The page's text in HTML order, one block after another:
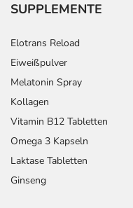
SUPPLEMENTE
Elotrans Reload
Eiweißpulver
Melatonin Spray
Kollagen
Vitamin B12 Tabletten
Omega 3 Kapseln
Laktase Tabletten
Ginseng